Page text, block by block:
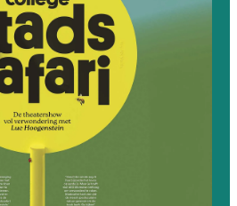
navigatie